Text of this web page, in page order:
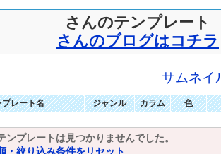
さんのテンプレート
さんのブログはコチラ
サムネイ
プレート名 ジャンル カラム 色
ンプレートは見つかりませんでした。
・絞り込み条件をリセット